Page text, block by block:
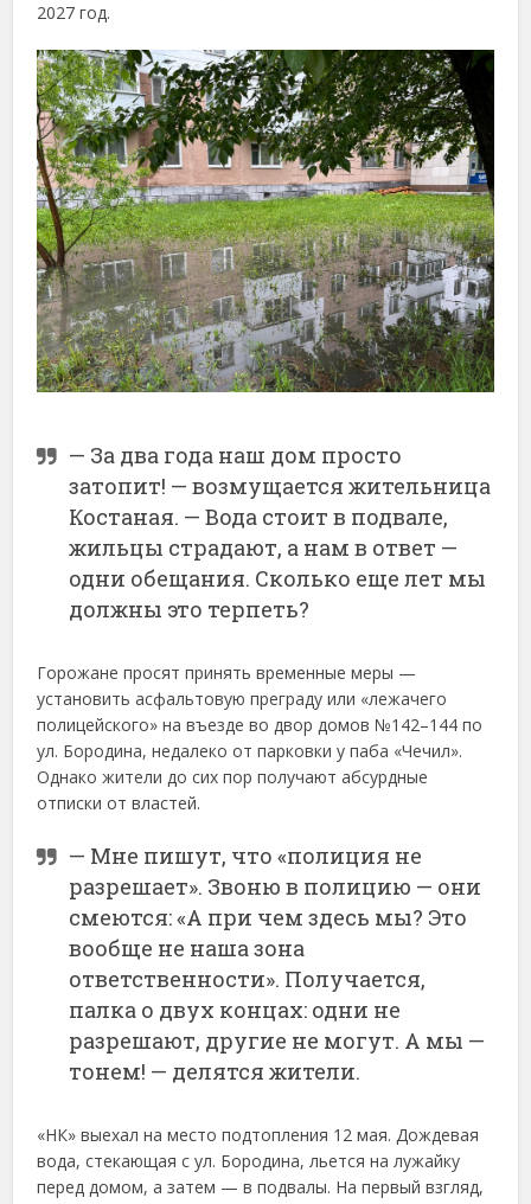
2027год.
— За два года наш дом просто
затопит! —возмущаетсяжительница
Костаная. —Вода стоитв подвале,
жильцы страдают, а намв ответ —
одни обещания. Сколько ещелет мы
должны это терпеть?
Горожанепросятпринятьвременныемеры —
установитьасфальтовуюпреградуили «лежачего
полицейского»навъездеводвордомов №142–144по
ул. Бородина,недалекоотпарковкиупаба «Чечил».
Однакожителидосихпорполучаютабсурдные
отпискиотвластей.
— Мне пишут, что «полиция не
разрешает». Звонюв полицию — они
смеются: «А при чемздесь мы? Это
вообще не нашазона
ответственности». Получается,
палка о двух концах: одни не
разрешают, другие не могут. А мы —
тонем! — делятсяжители.
«НК»выехалнаместоподтопления 12мая.Дождевая
вода,стекающаясул. Бородина,льетсяналужайку
переддомом,азатем —вподвалы. Напервыйвзгляд,